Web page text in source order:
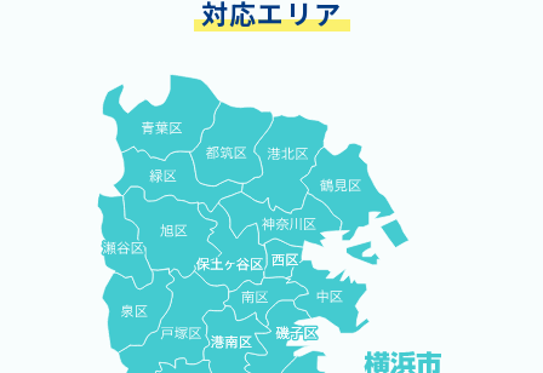
対応エリア